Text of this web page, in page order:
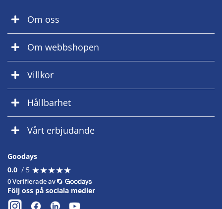
Om oss
Om webbshopen
Villkor
Hållbarhet
Vårt erbjudande
Goodays
0.0 / 5 ★★★★★
★★★★★
0 Verifierade av
Följ oss på sociala medier